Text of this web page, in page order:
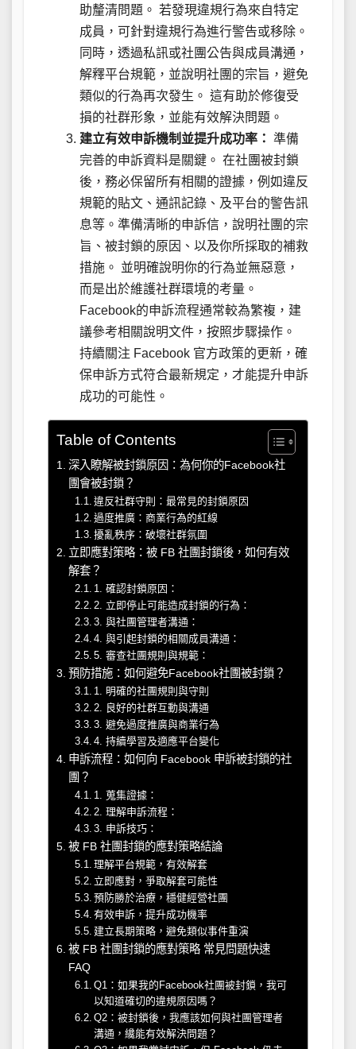
助釐清問題。 若發現違規行為來自特定
成員，可針對違規行為進行警告或移除。
同時，透過私訊或社團公告與成員溝通，
解釋平台規範，並說明社團的宗旨，避免
類似的行為再次發生。 這有助於修復受
損的社群形象，並能有效解決問題。
建立有效申訴機制並提升成功率： 準備
完善的申訴資料是關鍵。 在社團被封鎖
後，務必保留所有相關的證據，例如違反
規範的貼文、通訊記錄、及平台的警告訊
息等。準備清晰的申訴信，說明社團的宗
旨、被封鎖的原因、以及你所採取的補救
措施。 並明確說明你的行為並無惡意，
而是出於維護社群環境的考量。
Facebook的申訴流程通常較為繁複，建
議參考相關說明文件，按照步驟操作。
持續關注 Facebook 官方政策的更新，確
保申訴方式符合最新規定，才能提升申訴
成功的可能性。
Table of Contents
深入瞭解被封鎖原因：為何你的Facebook社
團會被封鎖？
違反社群守則：最常見的封鎖原因
過度推廣：商業行為的紅線
擾亂秩序：破壞社群氛圍
立即應對策略：被 FB 社團封鎖後，如何有效
解套？
1. 確認封鎖原因：
2. 立即停止可能造成封鎖的行為：
3. 與社團管理者溝通：
4. 與引起封鎖的相關成員溝通：
5. 審查社團規則與規範：
預防措施：如何避免Facebook社團被封鎖？
1. 明確的社團規則與守則
2. 良好的社群互動與溝通
3. 避免過度推廣與商業行為
4. 持續學習及適應平台變化
申訴流程：如何向 Facebook 申訴被封鎖的社
團？
1. 蒐集證據：
2. 理解申訴流程：
3. 申訴技巧：
被 FB 社團封鎖的應對策略結論
理解平台規範，有效解套
立即應對，爭取解套可能性
預防勝於治療，穩健經營社團
有效申訴，提升成功機率
建立長期策略，避免類似事件重演
被 FB 社團封鎖的應對策略 常見問題快速
FAQ
Q1：如果我的Facebook社團被封鎖，我可
以知道確切的違規原因嗎？
Q2：被封鎖後，我應該如何與社團管理者
溝通，纔能有效解決問題？